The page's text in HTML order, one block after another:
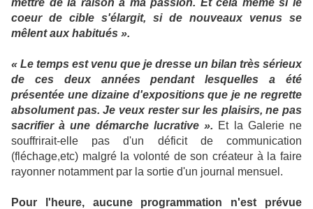
mettre de la raison à ma passion. Et cela même si le
coeur de cible s'élargit, si de nouveaux venus se
mêlent aux habitués ».
« Le temps est venu que je dresse un bilan très sérieux
de ces deux années pendant lesquelles a été
présentée une dizaine d'expositions que je ne regrette
absolument pas. Je veux rester sur les plaisirs, ne pas
sacrifier à une démarche lucrative ». Et la Galerie ne
souffrirait-elle pas d'un déficit de communication
(fléchage,etc) malgré la volonté de son créateur à la faire
rayonner notamment par la sortie d'un journal mensuel.
Pour l'heure, aucune programmation n'est prévue